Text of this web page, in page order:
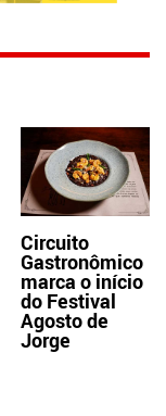
Circuito
Gastronômico
marca o início
do Festival
Agosto de
Jorge